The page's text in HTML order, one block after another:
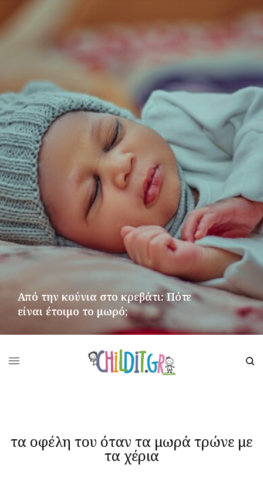
Από την κούνια στο κρεβάτι: Πότε
είναι έτοιμο το μωρό;
τα οφέλη του όταν τα μωρά τρώνε με
τα χέρια